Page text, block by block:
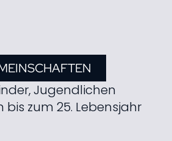
Jugendlichen
bis zum 25. Lebensjahr